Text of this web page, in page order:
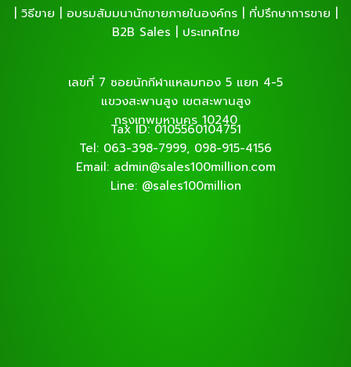
| วิธีขาย | อบรมสัมมนานักขายภายในองค์กร | ที่ปรึกษาการขาย |
B2B Sales | ประเทศไทย
เลขที่ 7 ซอยนักกีฬาแหลมทอง 5 แยก 4-5
แขวงสะพานสูง เขตสะพานสูง
กรุงเทพมหานคร 10240
Tax ID: 0105560104751
Tel: 063-398-7999, 098-915-4156
Email: admin@sales100million.com
Line: @sales100million